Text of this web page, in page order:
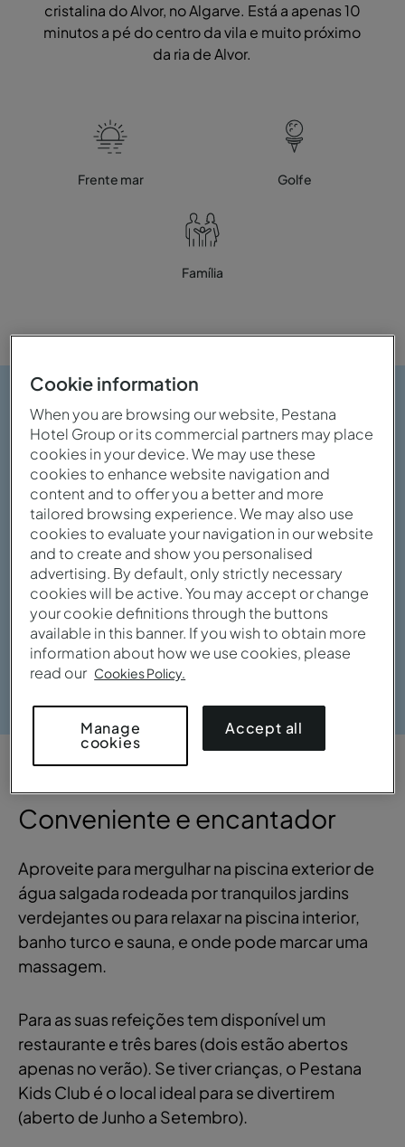
cristalina do Alvor, no Algarve. Está a apenas 10
minutos a pé do centro da vila e muito próximo
da ria de Alvor.
Frente mar Golfe
Família
Conveniente e encantador
Aproveite para mergulhar na piscina exterior de
água salgada rodeada por tranquilos jardins
verdejantes ou para relaxar na piscina interior,
banho turco e sauna, e onde pode marcar uma
massagem.
Para as suas refeições tem disponível um
restaurante e três bares (dois estão abertos
apenas no verão). Se tiver crianças, o Pestana
Kids Club é o local ideal para se divertirem
(aberto de Junho a Setembro).
Cookie information
When you are browsing our website, Pestana
Hotel Group or its commercial partners may place
cookies in your device. We may use these
cookies to enhance website navigation and
content and to offer you a better and more
tailored browsing experience. We may also use
cookies to evaluate your navigation in our website
and to create and show you personalised
advertising. By default, only strictly necessary
cookies will be active. You may accept or change
your cookie definitions through the buttons
available in this banner. If you wish to obtain more
information about how we use cookies, please
read our Cookies Policy.
Manage
cookies
Accept all